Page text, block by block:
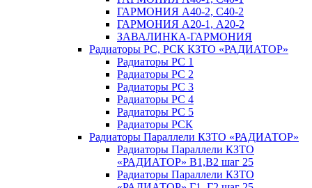
ГАРМОНИЯ А40-2, С40-2
ГАРМОНИЯ А20-1, А20-2
ЗАВАЛИНКА-ГАРМОНИЯ
Радиаторы РС, РСК КЗТО «РАДИАТОР»
Радиаторы РС 1
Радиаторы РС 2
Радиаторы РС 3
Радиаторы РС 4
Радиаторы РС 5
Радиаторы РСК
Радиаторы Параллели КЗТО «РАДИАТОР»
Радиаторы Параллели КЗТО
«РАДИАТОР» В1,В2 шаг 25
Радиаторы Параллели КЗТО